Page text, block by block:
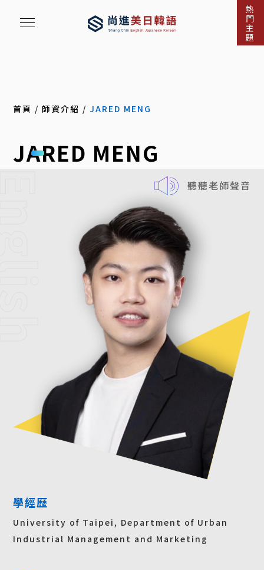
熱
門
主
題
首頁 /師資介紹 /JARED MENG
JARED MENG
聽聽老師聲音
學經歷
University of Taipei, Department of Urban
Industrial Management and Marketing